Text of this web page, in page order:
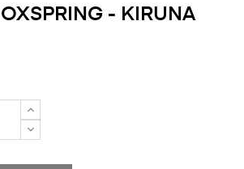
- KIRUNA